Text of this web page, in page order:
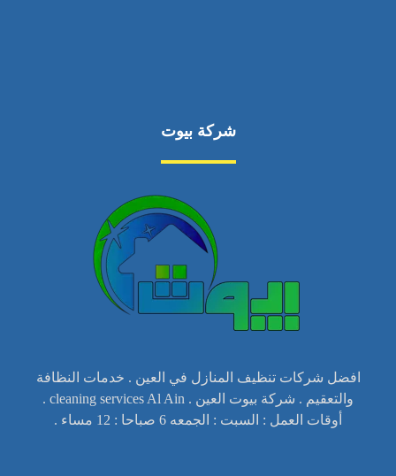
شركة بيوت
افضل شركات تنظيف المنازل في العين . خدمات النظافة
والتعقيم . شركة بيوت العين . cleaning services Al Ain .
أوقات العمل : السبت : الجمعه 6 صباحا : 12 مساء .